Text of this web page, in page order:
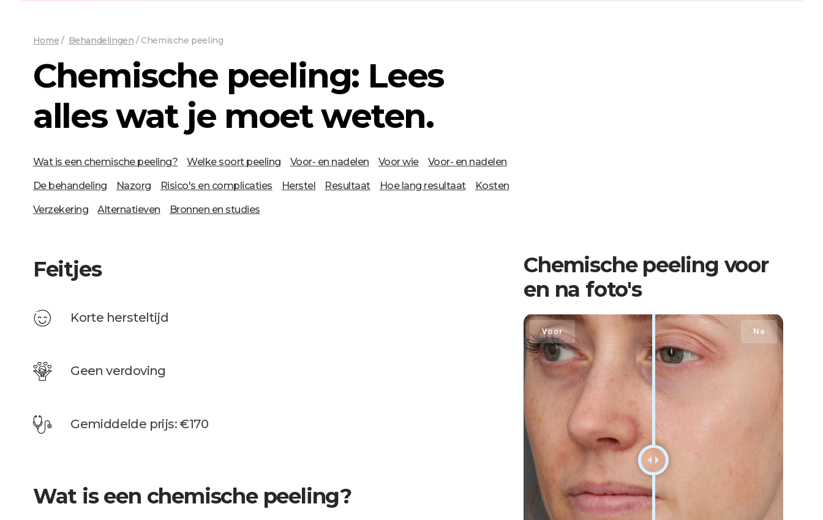
Home / Behandelingen / Chemische peeling
Chemische peeling: Lees
alles wat je moet weten.
Wat is een chemische peeling? Welke soort peeling Voor- en nadelen Voor wie Voor- en nadelen
De behandeling Nazorg Risico's en complicaties Herstel Resultaat Hoe lang resultaat Kosten
Verzekering Alternatieven Bronnen en studies
Feitjes
Korte hersteltijd
Geen verdoving
Gemiddelde prijs: €170
Wat is een chemische peeling?
Chemische peeling voor
en na foto's